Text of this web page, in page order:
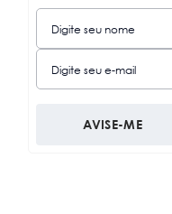
AVISE-ME